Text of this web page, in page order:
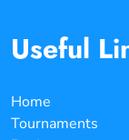
Useful
Home
Tournaments